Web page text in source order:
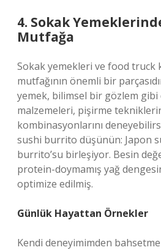
4. Sokak
Mutfağa
Sokak yemekleri ve food
mutfağının önemli bir
yemek, bilimsel bir gözlem
malzemeleri, pişirme
kombinasyonlarını
sushi burrito düşünün: Japon
burrito’su birleşiyor. Besin
protein-doymamış yağ
optimize edilmiş.
Günlük Hayattan Örnekler
Kendi deneyimimden